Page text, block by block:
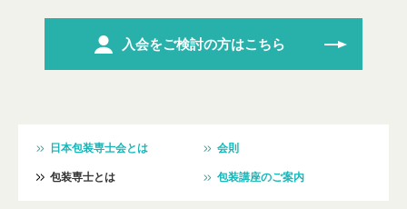
入会をご検討の方はこちら
日本包装専士会とは 会則
包装専士とは 包装講座のご案内